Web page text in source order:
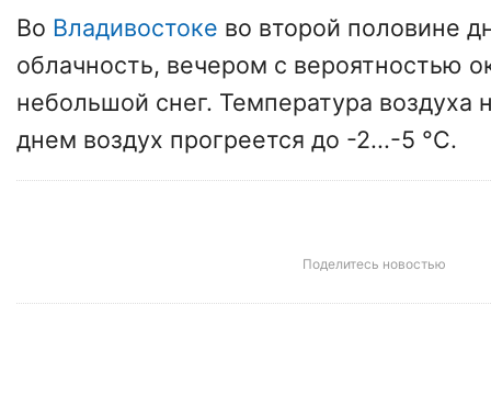
Во Владивостоке во второй половине
облачность, вечером с вероятностью
небольшой снег. Температура воздуха
днем воздух прогреется до -2...-5 °C.
Поделитесь новостью